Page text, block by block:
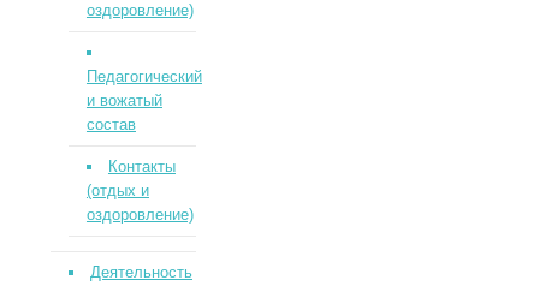
оздоровление)
Педагогический
и вожатый
состав
Контакты
(отдых и
оздоровление)
Деятельность